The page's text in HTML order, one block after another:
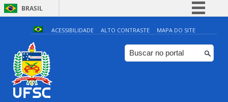
BRASIL
Simplifique!
Comunica BR
Participe
ACESSIBILIDADE ALTO CONTRASTE MAPA DO SITE